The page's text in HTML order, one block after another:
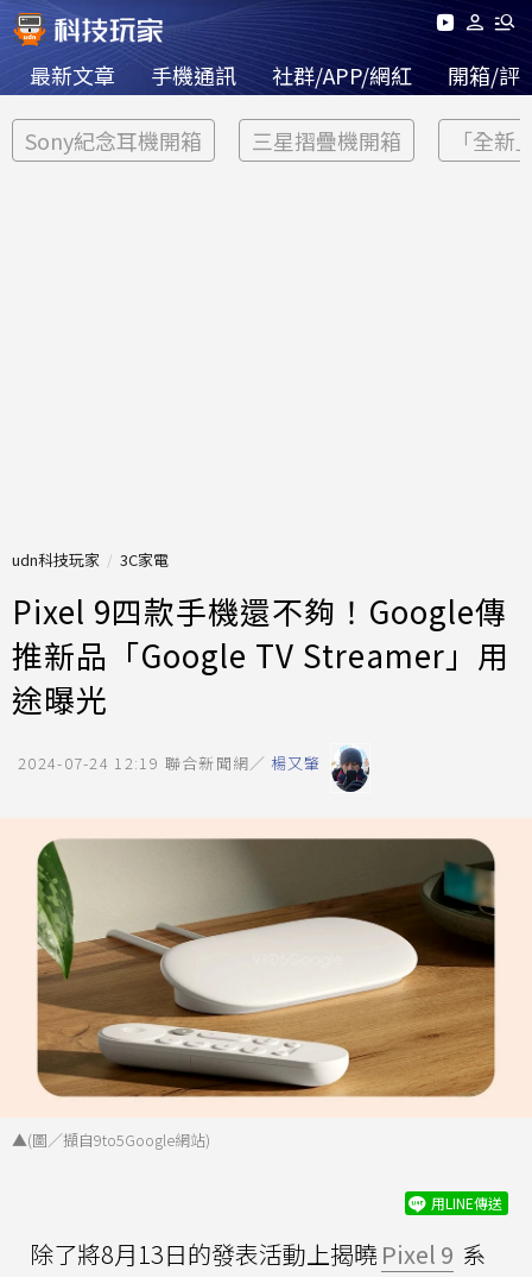
最新文章 手機通訊 社群/APP/網紅 開箱/評
Sony紀念耳機開箱 三星摺疊機開箱 「全新
udn科技玩家 3C家電
Pixel 9四款手機還不夠！Google傳
推新品「Google TV Streamer」用
途曝光
2024-07-24 12:19 聯合新聞網／ 楊又肇
▲(圖／擷自9to5Google網站)
用LINE傳送
除了將8月13日的發表活動上揭曉 Pixel 9 系